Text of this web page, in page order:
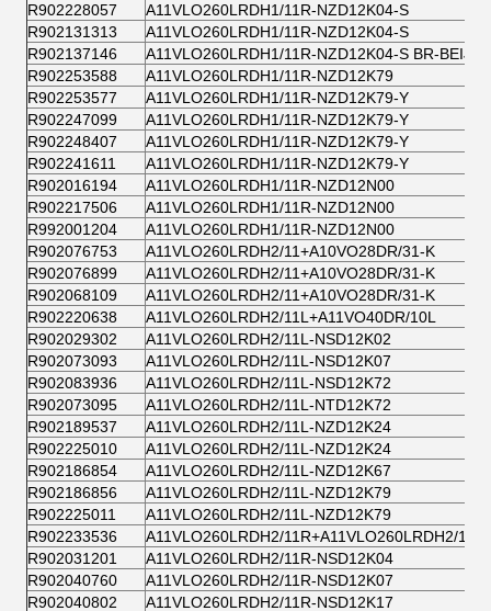
R902228057
A11VLO260LRDH1/11R-NZD12K04-S
R902131313
A11VLO260LRDH1/11R-NZD12K04-S
R902137146
A11VLO260LRDH1/11R-NZD12K04-S BR-BEIJ-1
R902253588
A11VLO260LRDH1/11R-NZD12K79
R902253577
A11VLO260LRDH1/11R-NZD12K79-Y
R902247099
A11VLO260LRDH1/11R-NZD12K79-Y
R902248407
A11VLO260LRDH1/11R-NZD12K79-Y
R902241611
A11VLO260LRDH1/11R-NZD12K79-Y
R902016194
A11VLO260LRDH1/11R-NZD12N00
R902217506
A11VLO260LRDH1/11R-NZD12N00
R992001204
A11VLO260LRDH1/11R-NZD12N00
R902076753
A11VLO260LRDH2/11+A10VO28DR/31-K
R902076899
A11VLO260LRDH2/11+A10VO28DR/31-K
R902068109
A11VLO260LRDH2/11+A10VO28DR/31-K
R902220638
A11VLO260LRDH2/11L+A11VO40DR/10L
R902029302
A11VLO260LRDH2/11L-NSD12K02
R902073093
A11VLO260LRDH2/11L-NSD12K07
R902083936
A11VLO260LRDH2/11L-NSD12K72
R902073095
A11VLO260LRDH2/11L-NTD12K72
R902189537
A11VLO260LRDH2/11L-NZD12K24
R902225010
A11VLO260LRDH2/11L-NZD12K24
R902186854
A11VLO260LRDH2/11L-NZD12K67
R902186856
A11VLO260LRDH2/11L-NZD12K79
R902225011
A11VLO260LRDH2/11L-NZD12K79
R902233536
A11VLO260LRDH2/11R+A11VLO260LRDH2/11R
R902031201
A11VLO260LRDH2/11R-NSD12K04
R902040760
A11VLO260LRDH2/11R-NSD12K07
R902040802
A11VLO260LRDH2/11R-NSD12K17